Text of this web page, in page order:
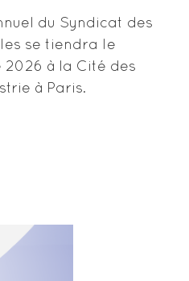
du Syndicat des
se tiendra le
à la Cité des
à Paris.